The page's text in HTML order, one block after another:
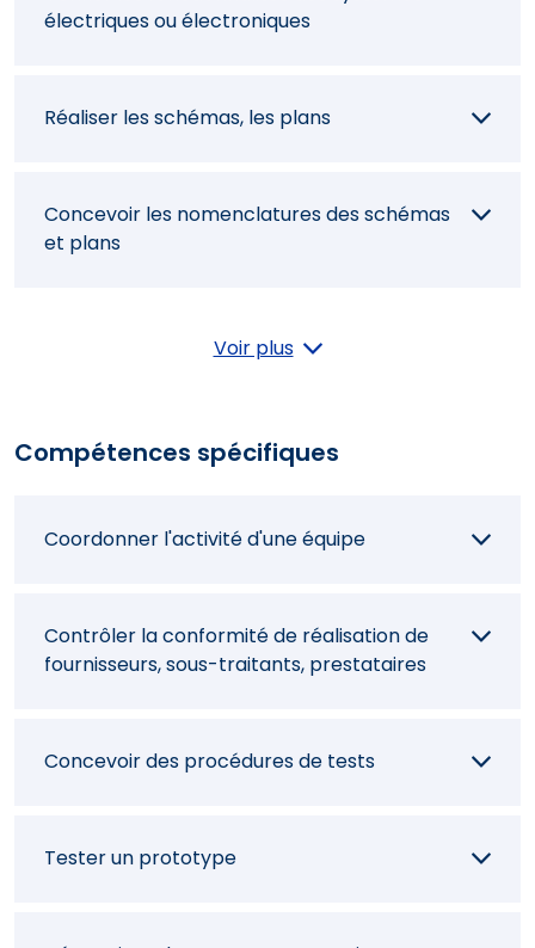
électriques ou électroniques
Réaliser les schémas, les plans
Concevoir les nomenclatures des schémas
et plans
Concevoir la partie programmée d'un
Améliorer la partie programmée d'un
des banques de données techniques
Voir plus
Compétences spécifiques
Coordonner l'activité d'une équipe
Contrôler la conformité de réalisation de
fournisseurs, sous-traitants, prestataires
Concevoir des procédures de tests
Tester un prototype